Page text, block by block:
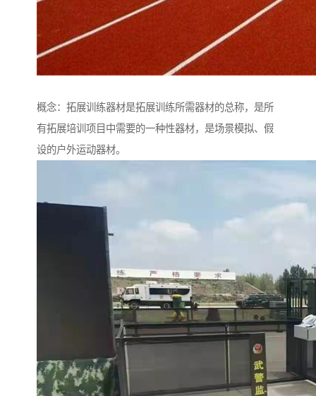
概念：拓展训练器材是拓展训练所需器材的总称，是所
有拓展培训项目中需要的一种性器材，是场景模拟、假
设的户外运动器材。